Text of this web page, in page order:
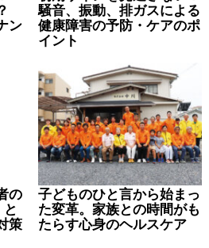
ン
騒音、振動、排ガスによる
健康障害の予防・ケアのポ
イント
の
策
子どものひと言から始まっ
た変革。家族との時間がも
たらす心身のヘルスケア